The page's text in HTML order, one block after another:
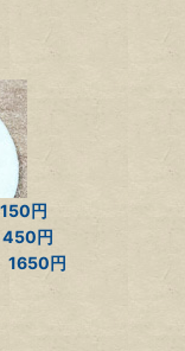
円
450円
1650円